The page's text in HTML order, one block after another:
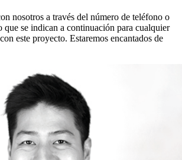
nosotros a través del número de teléfono o
que se indican a continuación para cualquier
este proyecto. Estaremos encantados de